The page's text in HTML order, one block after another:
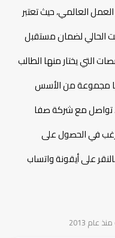
في الجامعات التركية
للسوريين
في تركيا للسوريين
صفا
في تركيا للسوريين
العالمي، حيث تعتبر
الحالي لضمان مستقبل
التي يختار منها الطالب
مجموعة من الأسس
تواصل مع شركة صفا
في الحصول على
على أيقونة واتساب
2013